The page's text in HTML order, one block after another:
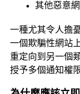
其他惡意
一種尤其令人擔
一個欺騙性網站
重定向到另一個
授予多個通知權